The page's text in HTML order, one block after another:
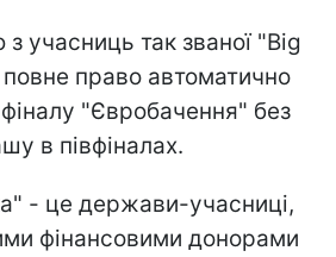
з учасниць так званої "Big
право автоматично
"Євробачення" без
в півфіналах.
- це держави-учасниці,
фінансовими донорами